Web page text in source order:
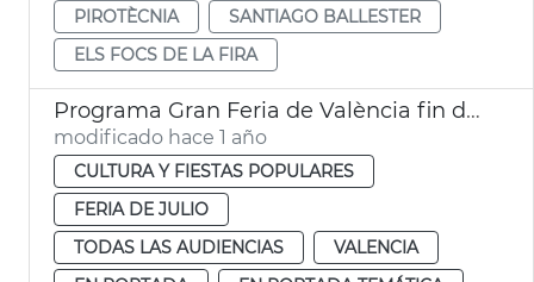
PIROTÈCNIA
SANTIAGO BALLESTER
ELS FOCS DE LA FIRA
Programa Gran Feria de València fin de semana
modificado hace 1 año
CULTURA Y FIESTAS POPULARES
FERIA DE JULIO
TODAS LAS AUDIENCIAS
VALENCIA